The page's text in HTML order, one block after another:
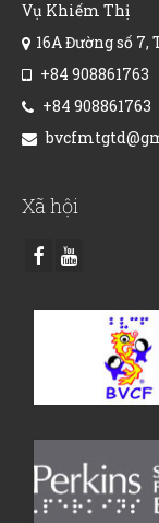
+84 908861763
+84 908861763
Xã hội